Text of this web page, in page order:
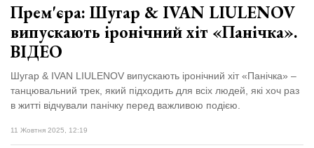
Прем'єра: Шугар & IVAN LIULENOV
випускають іронічний хіт «Панічка».
ВІДЕО
Шугар & IVAN LIULENOV випускають іронічний хіт «Панічка» –
танцювальний трек, який підходить для всіх людей, які хоч раз
в житті відчували панічку перед важливою подією.
11 Жовтня 2025, 12:19